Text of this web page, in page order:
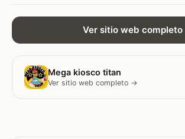
Ver sitio web completo
Mega kiosco titan
Ver sitio web completo →